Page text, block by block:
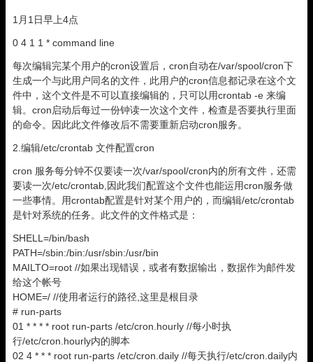
1月1日早上4点
0 4 1 1 * command line
每次编辑完某个用户的cron设置后，cron自动在/var/spool/cron下
生成一个与此用户同名的文件，此用户的cron信息都记录在这个文
件中，这个文件是不可以直接编辑的，只可以用crontab -e 来编
辑。cron启动后每过一份钟读一次这个文件，检查是否要执行里面
的命令。因此此文件修改后不需要重新启动cron服务。
2.编辑/etc/crontab 文件配置cron
cron 服务每分钟不仅要读一次/var/spool/cron内的所有文件，还需
要读一次/etc/crontab,因此我们配置这个文件也能运用cron服务做
一些事情。用crontab配置是针对某个用户的，而编辑/etc/crontab
是针对系统的任务。此文件的文件格式是：
SHELL=/bin/bash
PATH=/sbin:/bin:/usr/sbin:/usr/bin
MAILTO=root //如果出现错误，或者有数据输出，数据作为邮件发
给这个帐号
HOME=/ //使用者运行的路径,这里是根目录
# run-parts
01 * * * * root run-parts /etc/cron.hourly //每小时执
行/etc/cron.hourly内的脚本
02 4 * * * root run-parts /etc/cron.daily //每天执行/etc/cron.daily内